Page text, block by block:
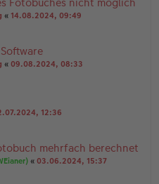
« 14.08.2024, 09:49
« 09.08.2024, 08:33
12:36
mehrfach berechnet
« 03.06.2024, 15:37